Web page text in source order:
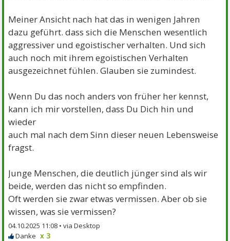
Meiner Ansicht nach hat das in wenigen Jahren
dazu geführt. dass sich die Menschen wesentlich
aggressiver und egoistischer verhalten. Und sich
auch noch mit ihrem egoistischen Verhalten
ausgezeichnet fühlen. Glauben sie zumindest.
Wenn Du das noch anders von früher her kennst,
kann ich mir vorstellen, dass Du Dich hin und
wieder
auch mal nach dem Sinn dieser neuen Lebensweise
fragst.
Junge Menschen, die deutlich jünger sind als wir
beide, werden das nicht so empfinden.
Oft werden sie zwar etwas vermissen. Aber ob sie
wissen, was sie vermissen?
04.10.2025 11:08 •
x 3